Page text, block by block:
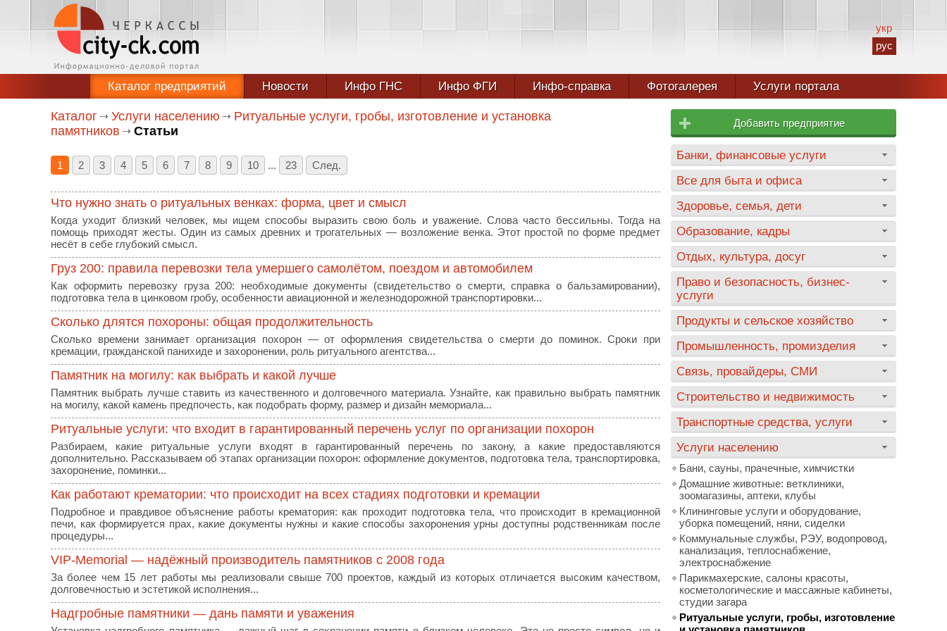
укр
рус
Каталог предприятий Новости Инфо ГНС Инфо ФГИ Инфо-справка Фотогалерея Услуги портала
Каталог Услуги населению
Ритуальные услуги, гробы, изготовление и установка
памятников
Статьи
1 2 3 4 5 6 7 8 9 10 ... 23 След.
Что нужно знать о ритуальных венках: форма, цвет и смысл
Когда уходит близкий человек, мы ищем способы выразить свою боль и уважение. Слова часто бессильны. Тогда на
помощь приходят жесты. Один из самых древних и трогательных — возложение венка. Этот простой по форме предмет
несёт в себе глубокий смысл.
Груз 200: правила перевозки тела умершего самолётом, поездом и автомобилем
Как оформить перевозку груза 200: необходимые документы (свидетельство о смерти, справка о бальзамировании),
подготовка тела в цинковом гробу, особенности авиационной и железнодорожной транспортировки...
Сколько длятся похороны: общая продолжительность
Сколько времени занимает организация похорон — от оформления свидетельства о смерти до поминок. Сроки при
кремации, гражданской панихиде и захоронении, роль ритуального агентства...
Памятник на могилу: как выбрать и какой лучше
Памятник выбрать лучше ставить из качественного и долговечного материала. Узнайте, как правильно выбрать памятник
на могилу, какой камень предпочесть, как подобрать форму, размер и дизайн мемориала...
Ритуальные услуги: что входит в гарантированный перечень услуг по организации похорон
Разбираем, какие ритуальные услуги входят в гарантированный перечень по закону, а какие предоставляются
дополнительно. Рассказываем об этапах организации похорон: оформление документов, подготовка тела, транспортировка,
захоронение, поминки...
Как работают крематории: что происходит на всех стадиях подготовки и кремации
Подробное и правдивое объяснение работы крематория: как проходит подготовка тела, что происходит в кремационной
печи, как формируется прах, какие документы нужны и какие способы захоронения урны доступны родственникам после
процедуры...
VIP-Memorial — надёжный производитель памятников с 2008 года
За более чем 15 лет работы мы реализовали свыше 700 проектов, каждый из которых отличается высоким качеством,
долговечностью и эстетикой исполнения...
Надгробные памятники — дань памяти и уважения
Добавить предприятие
Банки, финансовые услуги
Все для быта и офиса
Здоровье, семья, дети
Образование, кадры
Отдых, культура, досуг
Право и безопасность, бизнес-
услуги
Продукты и сельское хозяйство
Промышленность, промизделия
Связь, провайдеры, СМИ
Строительство и недвижимость
Транспортные средства, услуги
Услуги населению
Бани, сауны, прачечные, химчистки
Домашние животные: ветклиники,
зоомагазины, аптеки, клубы
Клининговые услуги и оборудование,
уборка помещений, няни, сиделки
Коммунальные службы, РЭУ, водопровод,
канализация, теплоснабжение,
электроснабжение
Парикмахерские, салоны красоты,
косметологические и массажные кабинеты,
студии загара
Ритуальные услуги, гробы, изготовление